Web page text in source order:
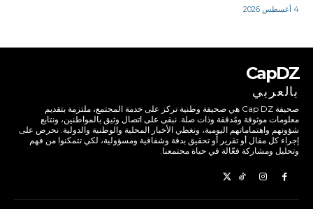
4 أغسطس 2026
CapDZ
بالعربي
صحيفة Cap DZ هي صحيفة وطنية تركز على خدمة المجتمع، ملتزمة بتقديم
معلومات موثوقة ومُدققة وذات صلة. نبقى على اتصال وثيق بالمواطنين، ونتابع
شؤونهم واهتماماتهم اليومية، ونغطي الأخبار المحلية والوطنية والدولية. نحرص على
إجراء كل مقال أو تقرير أو تحقيق بدقة وشفافية ومسؤولية، لكي تتمكنوا من فهم
وتحليل ومشاركة فعّالة في حياة مجتمعنا.